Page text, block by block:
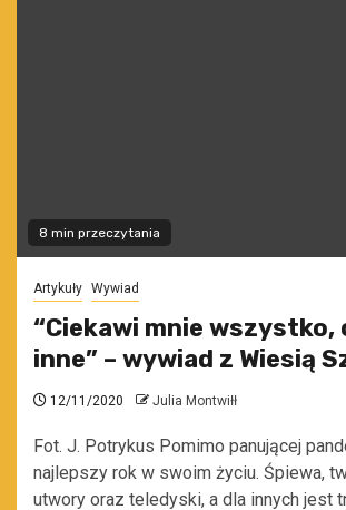
8 min przeczytania
Artykuły Wywiad
“Ciekawi mnie wszystko,
inne” – wywiad z Wiesią
12/11/2020 Julia Montwiłł
Fot. J. Potrykus Pomimo panującej
najlepszy rok w swoim życiu. Śpiewa,
utwory oraz teledyski, a dla innych jest